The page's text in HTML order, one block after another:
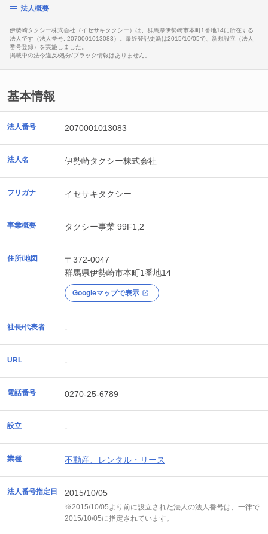
法人概要
伊勢崎タクシー株式会社（イセサキタクシー）は、群馬県伊勢崎市本町1番地14に所在する
法人です（法人番号: 2070001013083）。最終登記更新は2015/10/05で、新規設立（法人
番号登録）を実施しました。
掲載中の法令違反/処分/ブラック情報はありません。
基本情報
法人番号 2070001013083
法人名 伊勢崎タクシー株式会社
フリガナ イセサキタクシー
事業概要 タクシー事業 99F1,2
住所/地図
〒372-0047
群馬県伊勢崎市本町1番地14
Googleマップで表示
社長/代表者 -
URL -
電話番号 0270-25-6789
設立 -
業種 不動産、レンタル・リース
法人番号指定日 2015/10/05
※2015/10/05より前に設立された法人の法人番号は、一律で
2015/10/05に指定されています。